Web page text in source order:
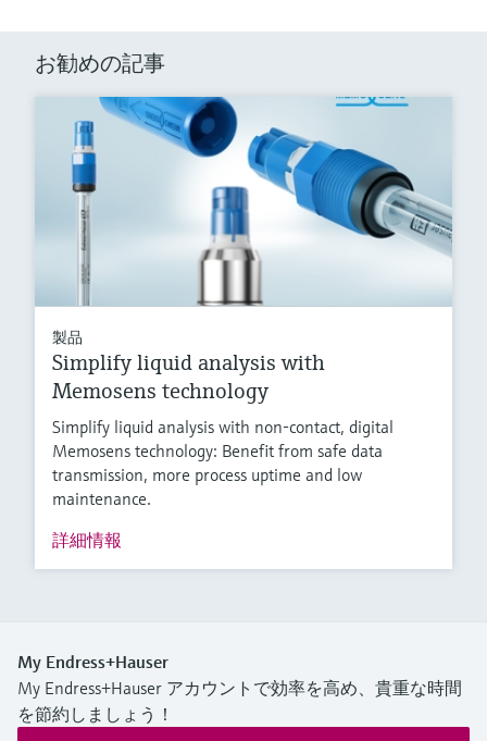
お勧めの記事
製品
Simplify liquid analysis with
Memosens technology
Simplify liquid analysis with non-contact, digital
Memosens technology: Benefit from safe data
transmission, more process uptime and low
maintenance.
詳細情報
My Endress+Hauser
My Endress+Hauser アカウントで効率を高め、貴重な時間
を節約しましょう！